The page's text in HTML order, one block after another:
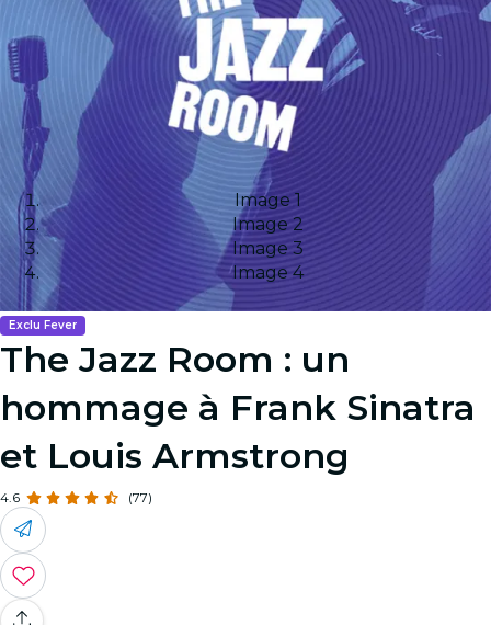
Image 1
Image 2
Image 3
Image 4
Exclu Fever
The Jazz Room : un
hommage à Frank Sinatra
et Louis Armstrong
4.6 (77)